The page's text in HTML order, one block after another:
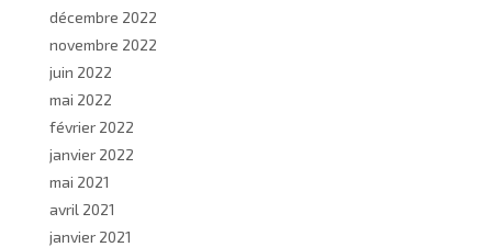
décembre 2022
novembre 2022
juin 2022
mai 2022
février 2022
janvier 2022
mai 2021
avril 2021
janvier 2021